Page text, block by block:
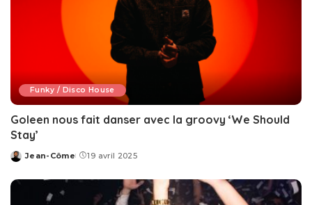
Funky / Disco House
Goleen nous fait danser avec la groovy ‘We Should
Stay’
Posted
Jean-Côme 19 avril 2025